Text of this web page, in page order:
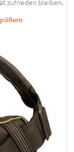
zufrieden bleiben.